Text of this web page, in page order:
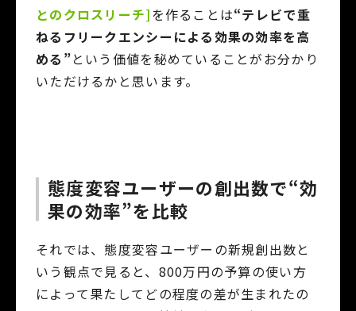
とのクロスリーチ]を作ることは“テレビで重
ねるフリークエンシーによる効果の効率を高
める”という価値を秘めていることがお分かり
いただけるかと思います。
態度変容ユーザーの創出数で“効
果の効率”を比較
それでは、態度変容ユーザーの新規創出数と
いう観点で見ると、800万円の予算の使い方
によって果たしてどの程度の差が生まれたの